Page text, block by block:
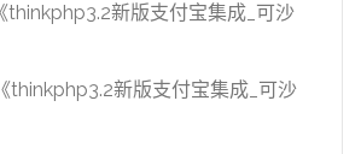
thinkphp3.2新版支付宝集成_可沙
thinkphp3.2新版支付宝集成_可沙